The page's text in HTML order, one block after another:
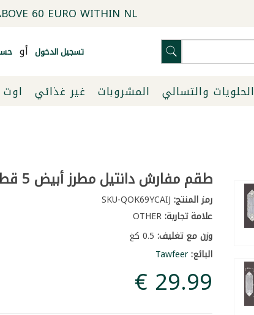
60 EURO WITHIN NL
تسجيل الدخول أو
الحلويات والتسالي المشروبات غير غذائي
طقم مفارش دانتيل مطرز أبيض 5 قطع
رمز المنتج:SKU-QOK69YCAIJ
علامة تجارية:OTHER
وزن مع تغليف:0.5 كغ
البائع:Tawfeer